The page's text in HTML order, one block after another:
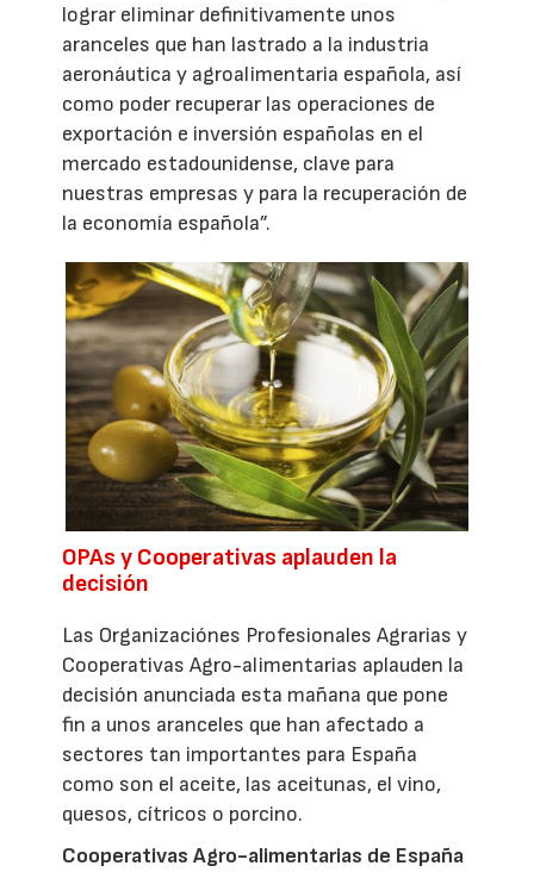
lograr eliminar definitivamente unos
aranceles que han lastrado a la industria
aeronáutica y agroalimentaria española, así
como poder recuperar las operaciones de
exportación e inversión españolas en el
mercado estadounidense, clave para
nuestras empresas y para la recuperación de
la economía española”.
OPAs y Cooperativas aplauden la
decisión
Las Organizaciónes Profesionales Agrarias y
Cooperativas Agro-alimentarias aplauden la
decisión anunciada esta mañana que pone
fin a unos aranceles que han afectado a
sectores tan importantes para España
como son el aceite, las aceitunas, el vino,
quesos, cítricos o porcino.
Cooperativas Agro-alimentarias de España